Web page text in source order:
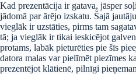
Kad prezentācija ir gatava, jāsper
jādomā par ārējo izskatu. Šajā
vieglāk ir uzstāties, pirms tam
tā; ja vieglāk ir tikai ieskicējot
protams, labāk pieturēties pie šīs
datora malas var pielīmēt piezīmes
prezentējot klātienē, pilnīgi